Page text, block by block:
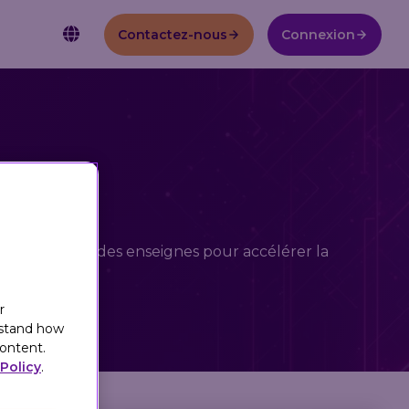
FAIT POUR L'ÉCHELLE
myPerks, en diffusant plus de 25 millions d'offres
Contactez-nous Connexion
au service des enseignes pour accélérer la
how
.